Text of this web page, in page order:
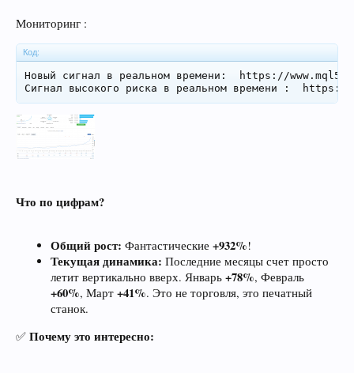
Мониторинг :
Код:
Новый сигнал в реальном времени:  https://
Сигнал высокого риска в реальном времени :  https://
Что по цифрам?
Общий рост: Фантастические +932%!
Текущая динамика: Последние месяцы счет просто
летит вертикально вверх. Январь +78%, Февраль
+60%, Март +41%. Это не торговля, это печатный
станок.
✅ Почему это интересно: